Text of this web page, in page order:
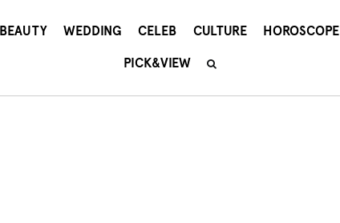
BEAUTY WEDDING CELEB CULTURE HOROSCOPE
PICK&VIEW